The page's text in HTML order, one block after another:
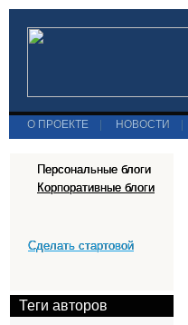
О ПРОЕКТЕ НОВОСТИ
Персональные блоги
Корпоративные блоги
Сделать стартовой
Теги авторов